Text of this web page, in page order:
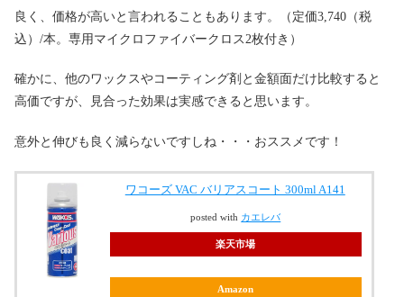
良く、価格が高いと言われることもあります。（定価3,740（税
込）/本。専用マイクロファイバークロス2枚付き）
確かに、他のワックスやコーティング剤と金額面だけ比較すると
高価ですが、見合った効果は実感できると思います。
意外と伸びも良く減らないですしね・・・おススメです！
ワコーズ VAC バリアスコート 300ml A141
posted with カエレバ
楽天市場
Amazon